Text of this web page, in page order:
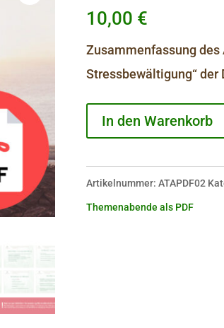
10,00 €
Zusammenfassung des
Stressbewältigung“ der
Mentale
Gesundheit
In den Warenkorb
Artikelnummer: ATAPDF02
Themenabende als PDF